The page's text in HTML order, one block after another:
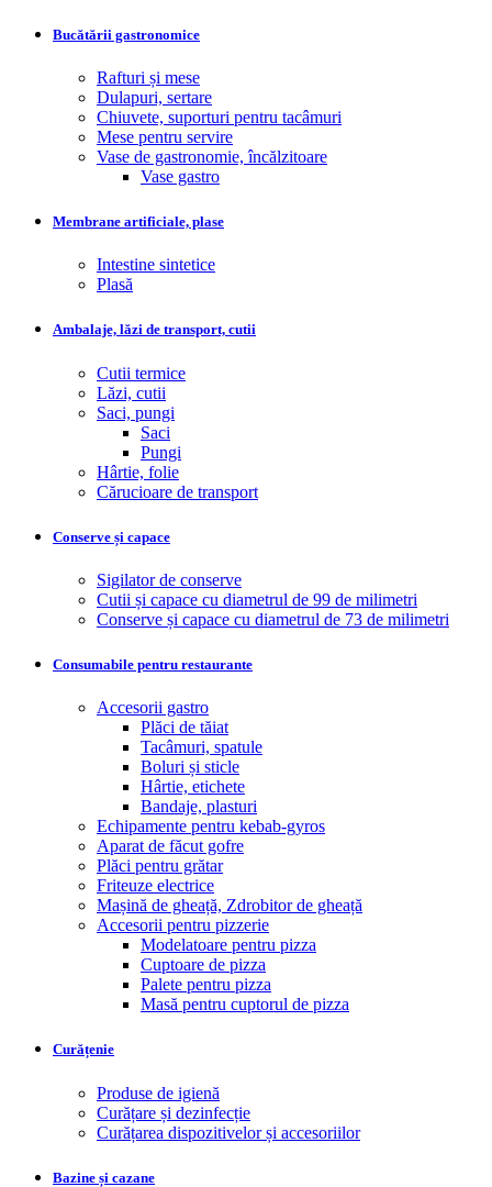
Bucătării gastronomice
Rafturi și mese
Dulapuri, sertare
Chiuvete, suporturi pentru tacâmuri
Mese pentru servire
Vase de gastronomie, încălzitoare
Vase gastro
Membrane artificiale, plase
Intestine sintetice
Plasă
Ambalaje, lăzi de transport, cutii
Cutii termice
Lăzi, cutii
Saci, pungi
Saci
Pungi
Hârtie, folie
Cărucioare de transport
Conserve și capace
Sigilator de conserve
Cutii și capace cu diametrul de 99 de milimetri
Conserve și capace cu diametrul de 73 de milimetri
Consumabile pentru restaurante
Accesorii gastro
Plăci de tăiat
Tacâmuri, spatule
Boluri și sticle
Hârtie, etichete
Bandaje, plasturi
Echipamente pentru kebab-gyros
Aparat de făcut gofre
Plăci pentru grătar
Friteuze electrice
Mașină de gheață, Zdrobitor de gheață
Accesorii pentru pizzerie
Modelatoare pentru pizza
Cuptoare de pizza
Palete pentru pizza
Masă pentru cuptorul de pizza
Curățenie
Produse de igienă
Curățare și dezinfecție
Curățarea dispozitivelor și accesoriilor
Bazine și cazane